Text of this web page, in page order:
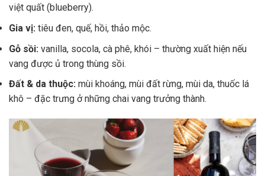
việt quất (blueberry).
Gia vị: tiêu đen, quế, hồi, thảo mộc.
Gỗ sồi: vanilla, socola, cà phê, khói – thường xuất hiện nếu
vang được ủ trong thùng sồi.
Đất & da thuộc: mùi khoáng, mùi đất rừng, mùi da, thuốc lá
khô – đặc trưng ở những chai vang trưởng thành.